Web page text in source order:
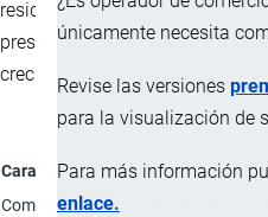
únicamente necesita
Revise las versiones
para la visualización de
Para más información
enlace.
residual luego de la
preservar la buena calidad del
crecimiento larvario.
Característica
Composición
L-ácido ascórbico al